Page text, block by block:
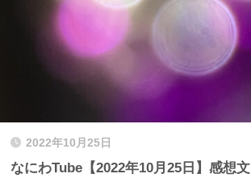
2022年10月25日
なにわTube【2022年10月25日】感想文